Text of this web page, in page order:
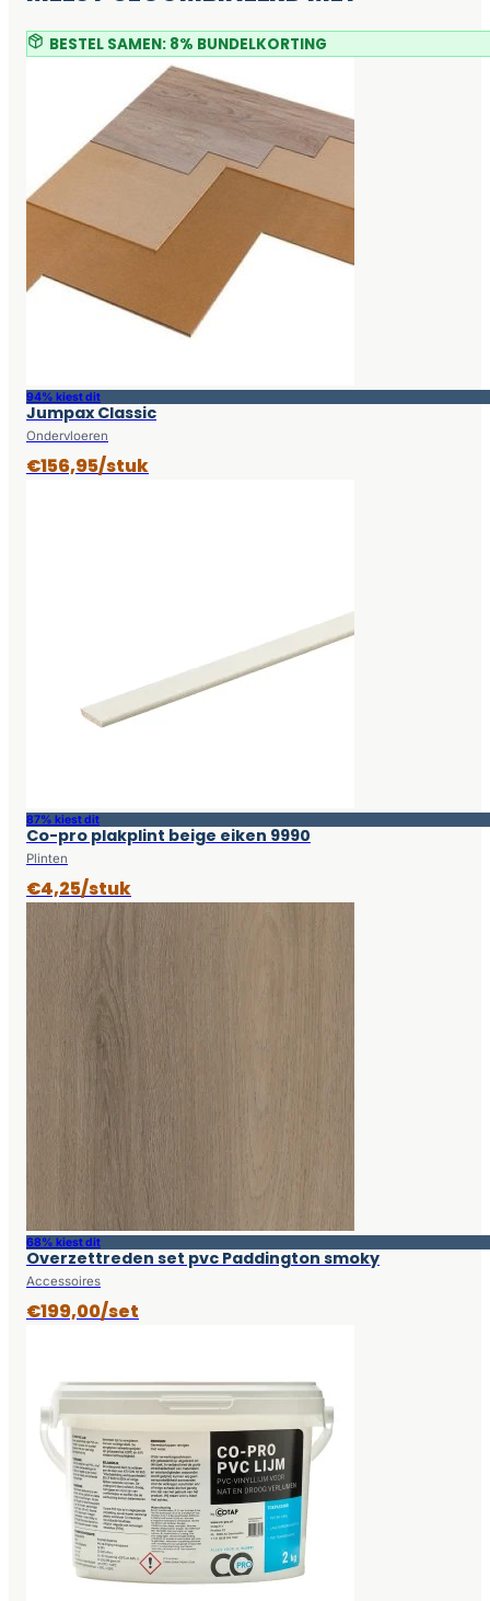
BESTEL SAMEN: 8% BUNDELKORTING
94% kiest dit
Jumpax Classic
Ondervloeren
€156,95/stuk
87% kiest dit
Co-pro plakplint beige eiken 9990
Plinten
€4,25/stuk
68% kiest dit
Overzettreden set pvc Paddington smoky
Accessoires
€199,00/set